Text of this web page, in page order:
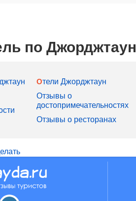
по Джорджтаун
Отели Джорджтаун
Отзывы о
достопримечательностях
Отзывы о ресторанах